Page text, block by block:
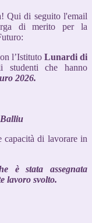
Qui di seguito l'email
di merito per la
l’Istituto Lunardi di
studenti che hanno
2026.
capacità di lavorare in
è stata assegnata
lavoro svolto.